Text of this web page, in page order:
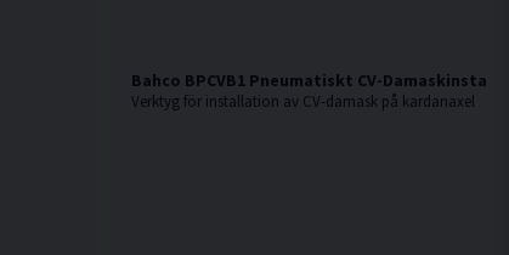
Bahco BPCVB1 Pneumatiskt CV-
Verktyg för installation av CV-damask på kardanaxel